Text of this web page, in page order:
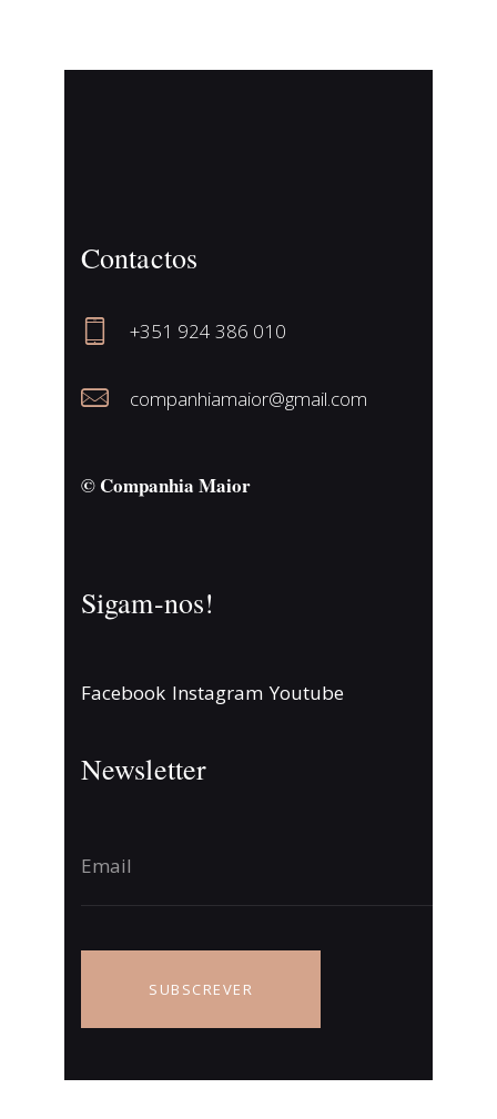
Contactos
+351 924 386 010
companhiamaior@gmail.com
© Companhia Maior
Sigam-nos!
Facebook Instagram Youtube
Newsletter